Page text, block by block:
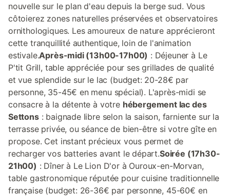
nouvelle sur le plan d'eau depuis la berge sud. Vous
côtoierez zones naturelles préservées et observatoires
ornithologiques. Les amoureux de nature apprécieront
cette tranquillité authentique, loin de l'animation
estivale.Après-midi (13h00-17h00) : Déjeuner à Le
P'tit Grill, table appréciée pour ses grillades de qualité
et vue splendide sur le lac (budget: 20-28€ par
personne, 35-45€ en menu spécial). L'après-midi se
consacre à la détente à votre hébergement lac des
Settons: baignade libre selon la saison, farniente sur la
terrasse privée, ou séance de bien-être si votre gîte en
propose. Cet instant précieux vous permet de
recharger vos batteries avant le départ.Soirée (17h30-
21h00) : Dîner à Le Lion D'or à Ouroux-en-Morvan,
table gastronomique réputée pour cuisine traditionnelle
française (budget: 26-36€ par personne, 45-60€ en